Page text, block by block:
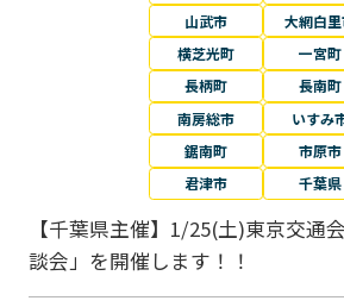
山武市
大網白
横芝光町
一宮町
長柄町
長南町
南房総市
いすみ
鋸南町
市原市
君津市
千葉県
【千葉県主催】1/25(土)東京交通
談会」を開催します！！